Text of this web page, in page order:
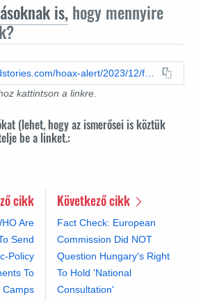
is, hogy mennyire
kattintson a linkre.
(lehet, hogy az ismerősei is köztük
be a linket.:
cikk
Are
Send
Policy
To
Camps
Következő cikk
Fact Check: European
Commission Did NOT
Question Hungary's Right
To Hold 'National
Consultation'